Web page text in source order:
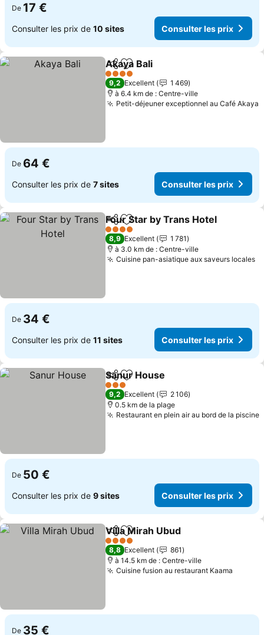
De 17 €
Consulter les prix de 10 sites Consulter les prix
PartagerAjouter à mes favoris
Akaya Bali
4 Étoiles
9,2 Excellent
1 469
à 6.4 km de : Centre-ville
Petit-déjeuner exceptionnel au Café Akaya
De 64 €
Consulter les prix de 7 sites Consulter les prix
PartagerAjouter à mes favoris
Four Star by Trans Hotel
4 Étoiles
8,9 Excellent
1 781
à 3.0 km de : Centre-ville
Cuisine pan-asiatique aux saveurs locales
De 34 €
Consulter les prix de 11 sites Consulter les prix
PartagerAjouter à mes favoris
Sanur House
3 Étoiles
9,2 Excellent
2 106
0.5 km de la plage
Restaurant en plein air au bord de la piscine
De 50 €
Consulter les prix de 9 sites Consulter les prix
PartagerAjouter à mes favoris
Villa Mirah Ubud
4 Étoiles
8,8 Excellent
861
à 14.5 km de : Centre-ville
Cuisine fusion au restaurant Kaama
De 35 €